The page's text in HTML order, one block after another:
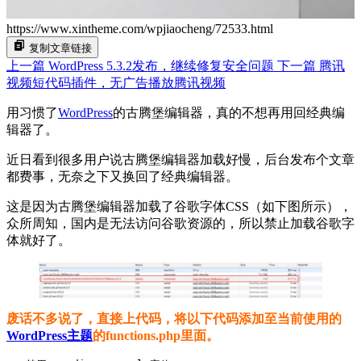
https://www.xintheme.com/wpjiaocheng/72533.html
复制文章链接
上一篇 WordPress 5.3.2发布，继续修复安全问题 下一篇 腾讯
视频短代码插件，无广告播放腾讯视频
用习惯了WordPress的古腾堡编辑器，真的不想再用回经典编
辑器了。
近日看到很多用户说古腾堡编辑器加载好慢，后台发布个文章
都费事，无奈之下又换回了经典编辑器。
这是因为古腾堡编辑器加载了谷歌字体CSS（如下图所示），
众所周知，国内是无法访问谷歌资源的，所以禁止加载谷歌字
体就好了。
废话不多说了，直接上代码，将以下代码添加至当前使用的
WordPress主题的functions.php里面。